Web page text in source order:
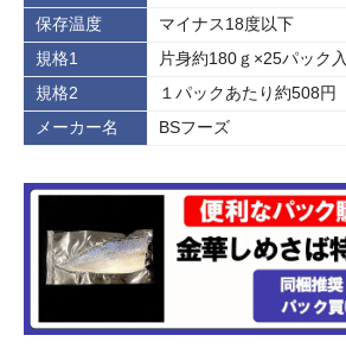
保存温度
マイナス18度以下
規格1
片身約180ｇ×25パック入
規格2
１パックあたり約508円
メーカー名
BSフーズ